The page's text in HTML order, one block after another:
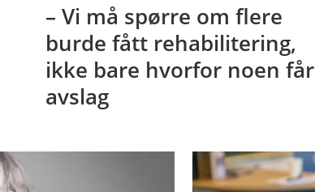
– Vi må spørre om flere
burde fått rehabilitering,
ikke bare hvorfor noen får
avslag